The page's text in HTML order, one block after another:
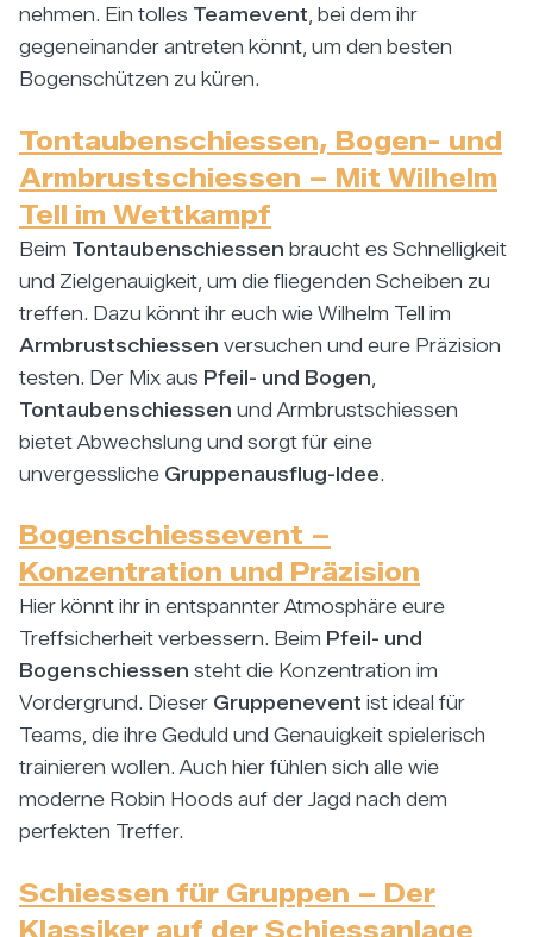
nehmen. Ein tolles Teamevent, bei dem ihr
gegeneinander antreten könnt, um den besten
Bogenschützen zu küren.
Tontaubenschiessen, Bogen- und
Armbrustschiessen – Mit Wilhelm
Tell im Wettkampf
Beim Tontaubenschiessen braucht es Schnelligkeit
und Zielgenauigkeit, um die fliegenden Scheiben zu
treffen. Dazu könnt ihr euch wie Wilhelm Tell im
Armbrustschiessen versuchen und eure Präzision
testen. Der Mix aus Pfeil- und Bogen,
Tontaubenschiessen und Armbrustschiessen
bietet Abwechslung und sorgt für eine
unvergessliche Gruppenausflug-Idee.
Bogenschiessevent –
Konzentration und Präzision
Hier könnt ihr in entspannter Atmosphäre eure
Treffsicherheit verbessern. Beim Pfeil- und
Bogenschiessen steht die Konzentration im
Vordergrund. Dieser Gruppenevent ist ideal für
Teams, die ihre Geduld und Genauigkeit spielerisch
trainieren wollen. Auch hier fühlen sich alle wie
moderne Robin Hoods auf der Jagd nach dem
perfekten Treffer.
Schiessen für Gruppen – Der
Klassiker auf der Schiessanlage